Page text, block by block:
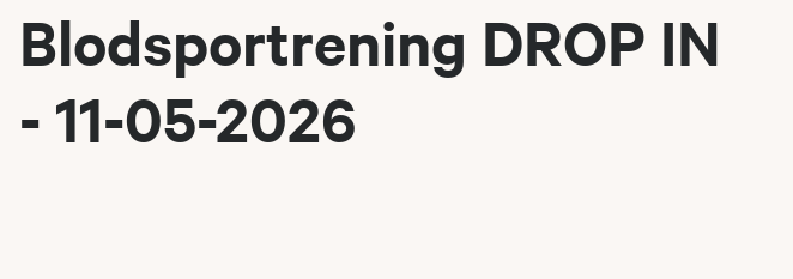
Blodsportrening DROP IN
- 11-05-2026